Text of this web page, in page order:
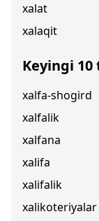
xalat
xalaqit
Keyingi 10
xalfa-shogird
xalfalik
xalfana
xalifa
xalifalik
xalikoteriyalar